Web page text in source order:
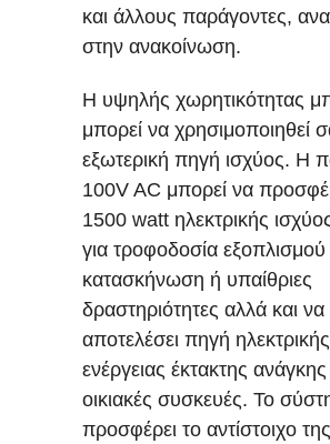
και άλλους παράγοντες,
στην ανακοίνωση.
Η υψηλής χωρητικότητας
μπορεί να χρησιμοποιηθεί
εξωτερική πηγή ισχύος. Η
100V AC μπορεί να
1500 watt ηλεκτρικής
για τροφοδοσία
κατασκήνωση ή υπαίθριες
δραστηριότητες αλλά και να
αποτελέσει πηγή ηλεκτρικής
ενέργειας έκτακτης ανάγκης
οικιακές συσκευές. Το
προσφέρει το αντίστοιχο της